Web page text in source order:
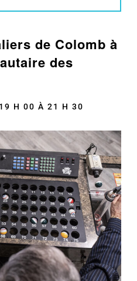
de Colomb à
des
H 00 À 21 H 30